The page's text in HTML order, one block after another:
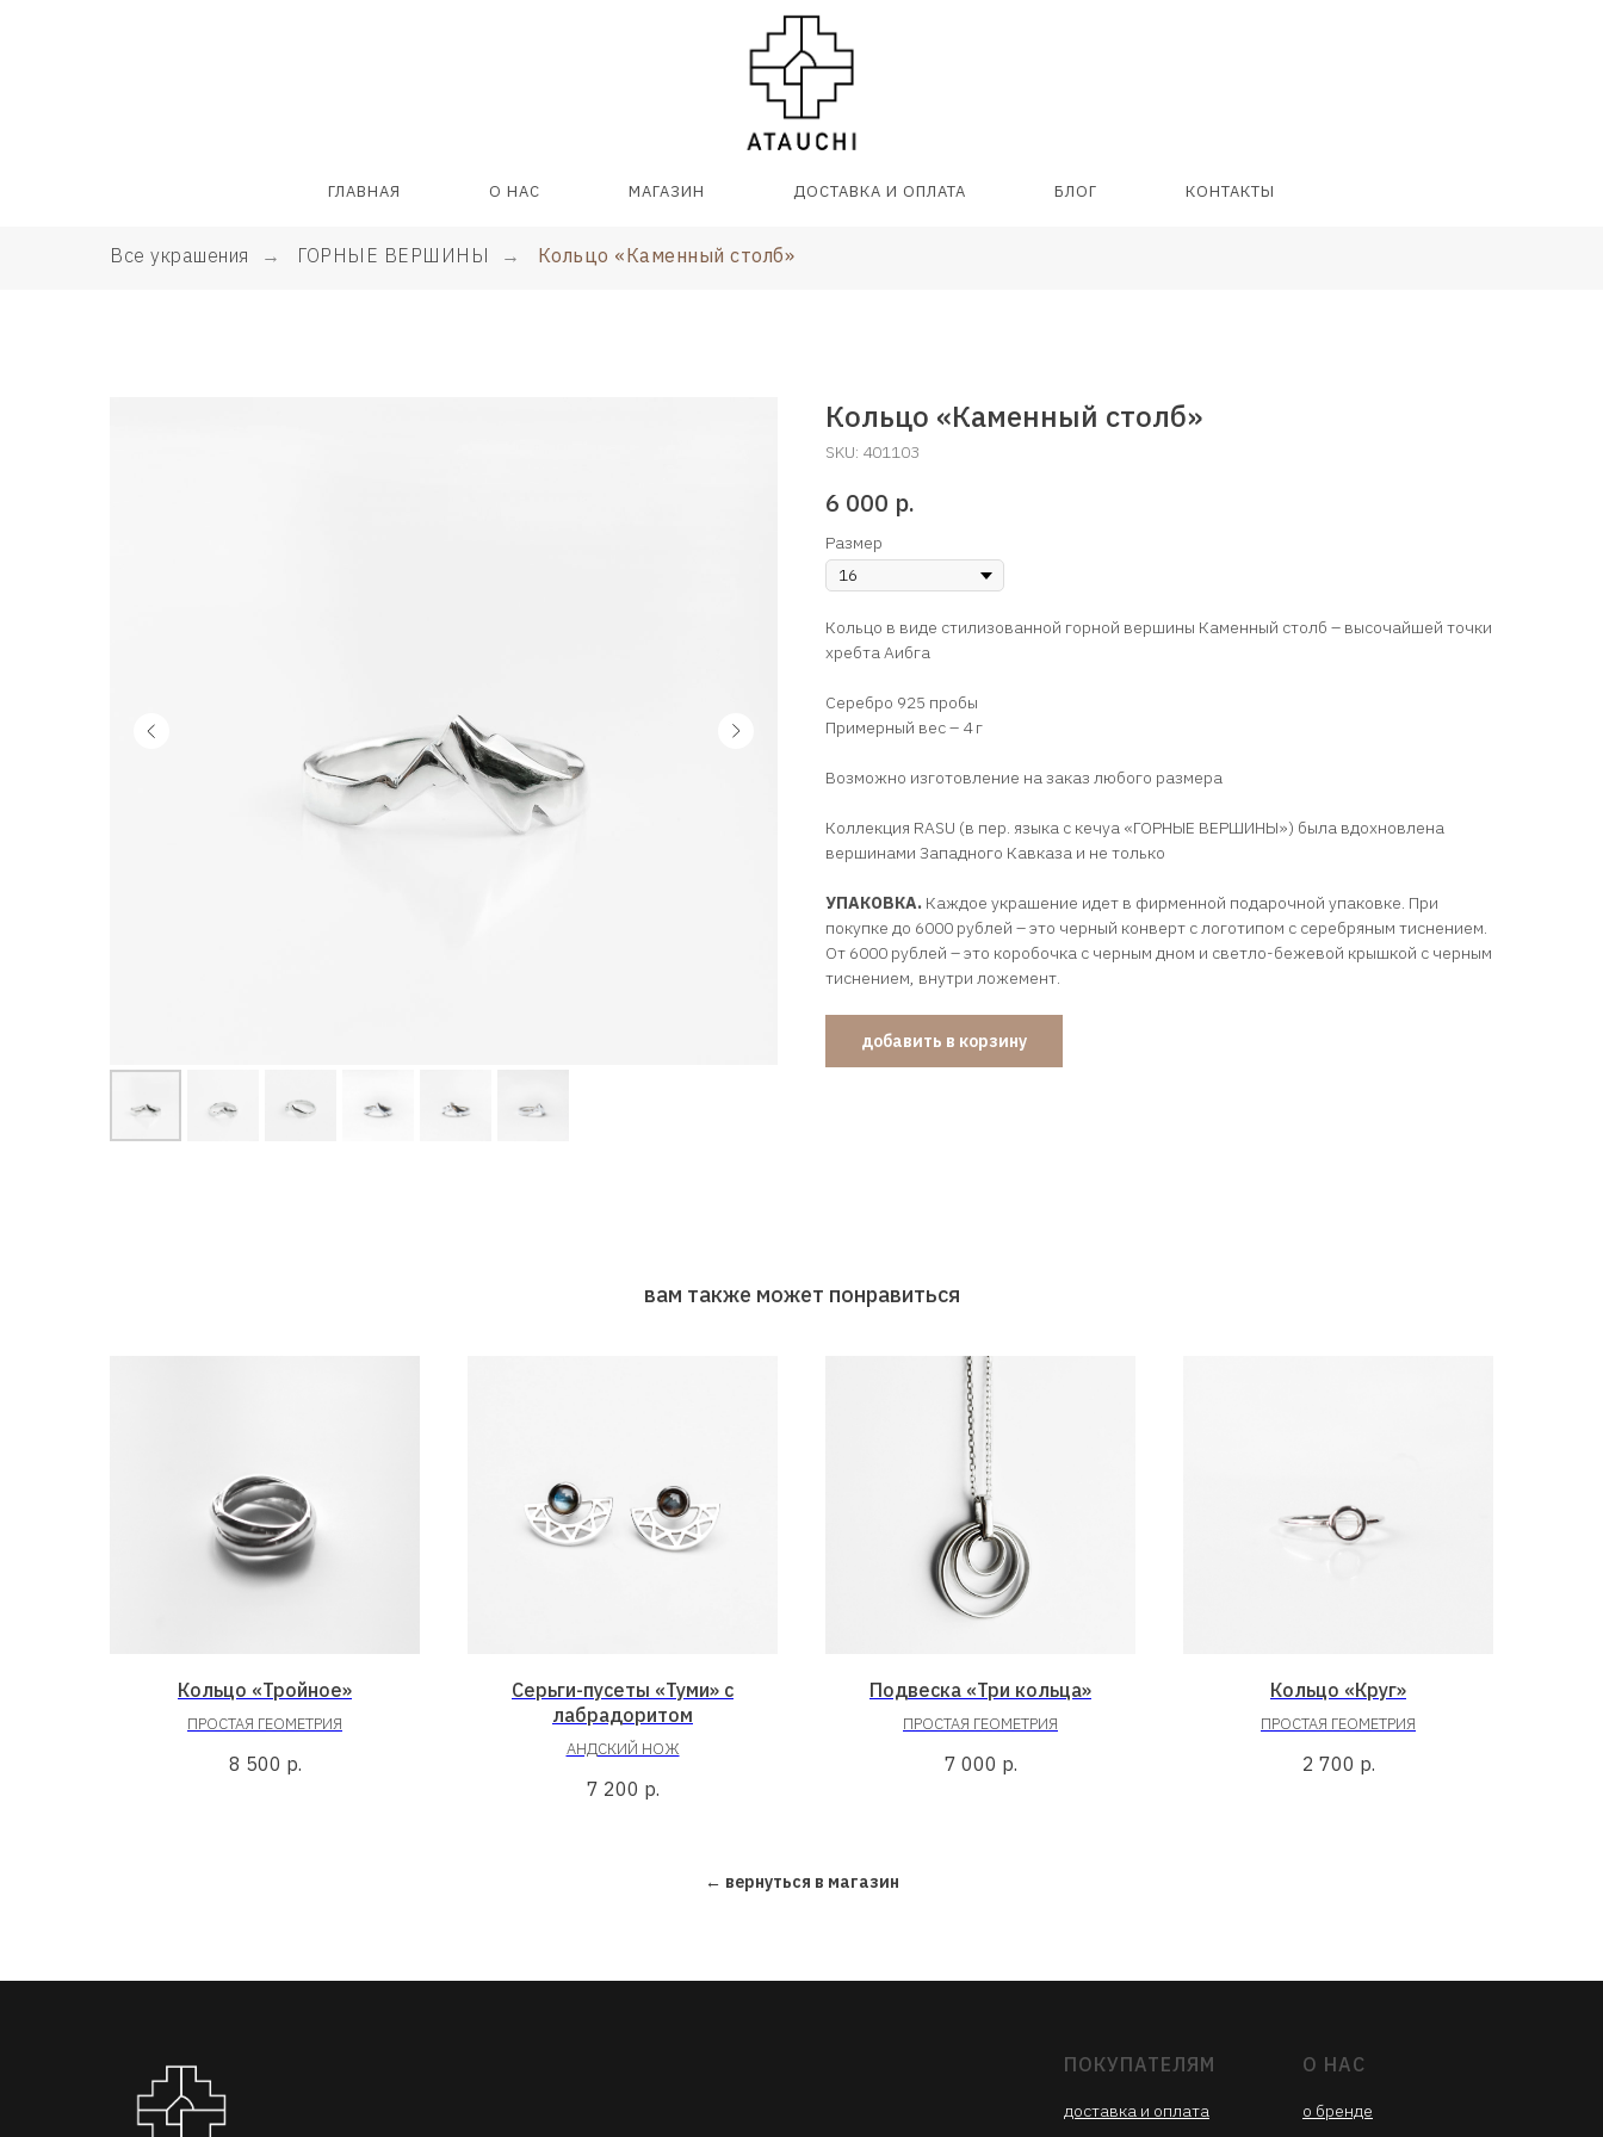
ГЛАВНАЯ О НАС МАГАЗИН ДОСТАВКА И ОПЛАТА БЛОГ КОНТАКТЫ
Все украшения → ГОРНЫЕ ВЕРШИНЫ → Кольцо «Каменный столб»
Кольцо «Каменный столб»
SKU: 401103
6 000 р.
Размер
Кольцо в виде стилизованной горной вершины Каменный столб – высочайшей точки
хребта Аибга
Серебро 925 пробы
Примерный вес – 4 г
Возможно изготовление на заказ любого размера
Коллекция RASU (в пер. языка с кечуа «ГОРНЫЕ ВЕРШИНЫ») была вдохновлена
вершинами Западного Кавказа и не только
УПАКОВКА. Каждое украшение идет в фирменной подарочной упаковке. При
покупке до 6000 рублей – это черный конверт с логотипом с серебряным тиснением.
От 6000 рублей – это коробочка с черным дном и светло-бежевой крышкой с черным
тиснением, внутри ложемент.
добавить в корзину
вам также может понравиться
Кольцо «Тройное»
ПРОСТАЯ ГЕОМЕТРИЯ
8 500 р.
Серьги-пусеты «Туми» с
лабрадоритом
АНДСКИЙ НОЖ
7 200 р.
Подвеска «Три кольца»
ПРОСТАЯ ГЕОМЕТРИЯ
7 000 р.
Кольцо «Круг»
ПРОСТАЯ ГЕОМЕТРИЯ
2 700 р.
← вернуться в магазин
ПОКУПАТЕЛЯМ
доставка и оплата
О НАС
о бренде